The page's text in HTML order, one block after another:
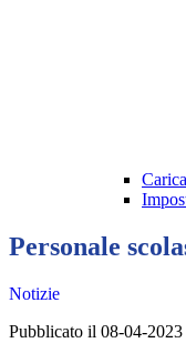
Personale
Notizie
Pubblicato il 08-04-2023